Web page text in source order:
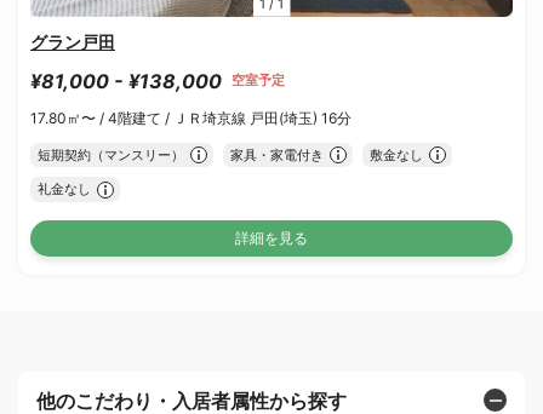
グラン戸田
¥81,000 - ¥138,000 空室予定
17.80㎡〜 / 4階建て / ＪＲ埼京線 戸田(埼玉) 16分
短期契約（マンスリー） 家具・家電付き 敷金なし
礼金なし
詳細を見る
他のこだわり・入居者属性から探す